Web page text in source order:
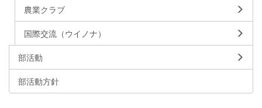
農業クラブ
国際交流（ウイノナ）
部活動
部活動方針